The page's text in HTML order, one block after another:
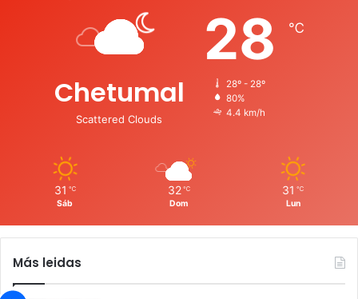
Chetumal
Scattered Clouds
28 ℃
28º - 28º
80%
4.4 km/h
31 ℃
Sáb
32 ℃
Dom
31 ℃
Lun
Más leidas